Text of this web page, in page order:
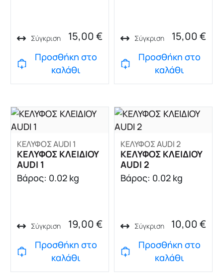
Σύγκριση 15,00€
Προσθήκη στο
καλάθι
Σύγκριση 15,00€
Προσθήκη στο
καλάθι
ΚΕΛΥΦΟΣ AUDI 1
ΚΕΛΥΦΟΣ ΚΛΕΙΔΙΟΥ
AUDI 1
Βάρος: 0.02 kg
Σύγκριση 19,00€
Προσθήκη στο
καλάθι
ΚΕΛΥΦΟΣ AUDI 2
ΚΕΛΥΦΟΣ ΚΛΕΙΔΙΟΥ
AUDI 2
Βάρος: 0.02 kg
Σύγκριση 10,00€
Προσθήκη στο
καλάθι